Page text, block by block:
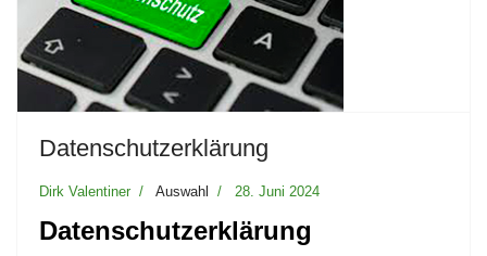
Datenschutzerklärung
Dirk Valentiner Auswahl 28. Juni 2024
Datenschutzerklärung